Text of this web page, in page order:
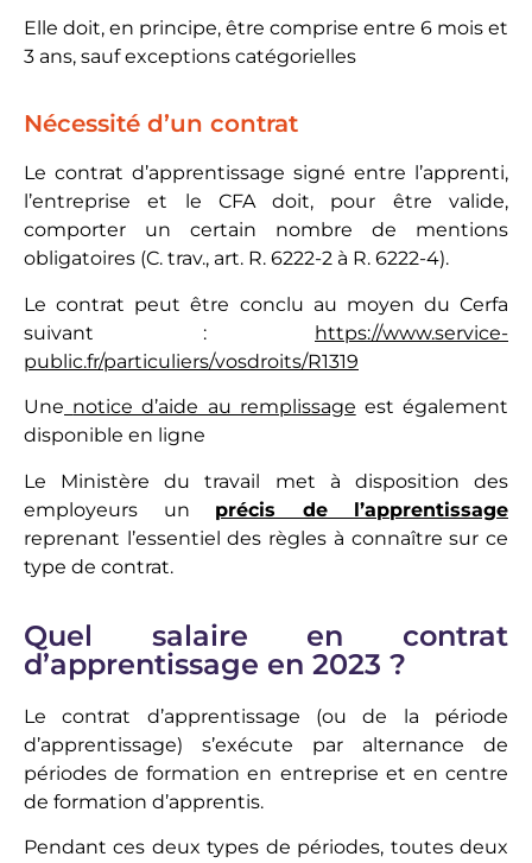
Elle doit, en principe, être comprise entre 6 mois et
3 ans, sauf exceptions catégorielles
Nécessité d’un contrat
Le contrat d’apprentissage signé entre l’apprenti,
l’entreprise et le CFA doit, pour être valide,
comporter un certain nombre de mentions
obligatoires (C. trav., art. R. 6222-2 à R. 6222-4).
Le contrat peut être conclu au moyen du Cerfa
suivant : https://www.service-
public.fr/particuliers/vosdroits/R1319
Une notice d’aide au remplissage est également
disponible en ligne
Le Ministère du travail met à disposition des
employeurs un précis de l’apprentissage
reprenant l’essentiel des règles à connaître sur ce
type de contrat.
Quel salaire en contrat
d’apprentissage en 2023 ?
Le contrat d’apprentissage (ou de la période
d’apprentissage) s’exécute par alternance de
périodes de formation en entreprise et en centre
de formation d’apprentis.
Pendant ces deux types de périodes, toutes deux